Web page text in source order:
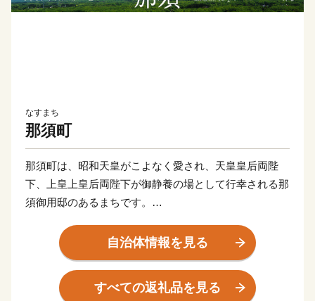
なすまち
那須町
那須町は、昭和天皇がこよなく愛され、天皇皇后両陛
下、上皇上皇后両陛下が御静養の場として行幸される那
須御用邸のあるまちです。
那須連山の麓に、歴史ある那須温泉郷をはじめ、豊かな
自然と調和したレジャー施設やリゾートホテル、別荘地
など充実した観光資源とともに、お客様を迎えておりま
自治体情報を見る
すべての返礼品を見る